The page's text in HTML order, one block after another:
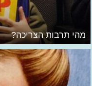
מהי תרבות הצריכה?